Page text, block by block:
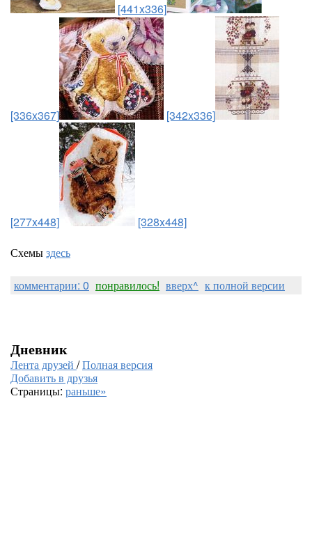
[441x336]
[336x367] [342x336]
[277x448]
[328x448]
Схемыздесь
комментарии: 0 понравилось! вверх^ к полной версии
Дневник
Лента друзей /Полная версия
Добавить в друзья
Страницы: раньше»